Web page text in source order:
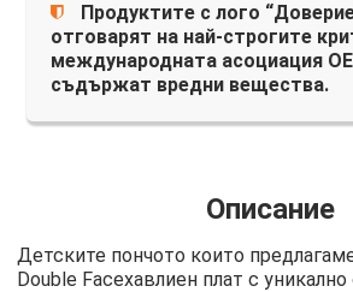
Продуктите с лого
отговарят на най-строгите
международната асоциация
съдържат вредни вещества.
Описание
Детските пончото които
Double Faceхавлиен плат с